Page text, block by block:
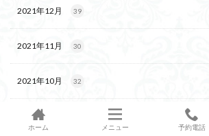
2021年12月 39
2021年11月 30
2021年10月 32
2021年9月
ホーム
メニュー 予約電話